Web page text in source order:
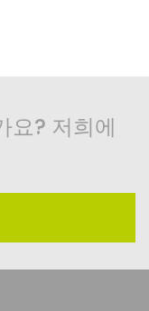
요? 저희에